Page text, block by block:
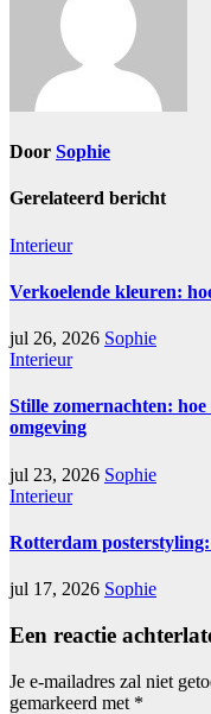
Door Sophie
Gerelateerd bericht
Interieur
Verkoelende kleuren:
jul 26, 2026 Sophie
Interieur
Stille zomernachten:
omgeving
jul 23, 2026 Sophie
Interieur
Rotterdam
jul 17, 2026 Sophie
Een reactie
Je e-mailadres zal niet
gemarkeerd met *